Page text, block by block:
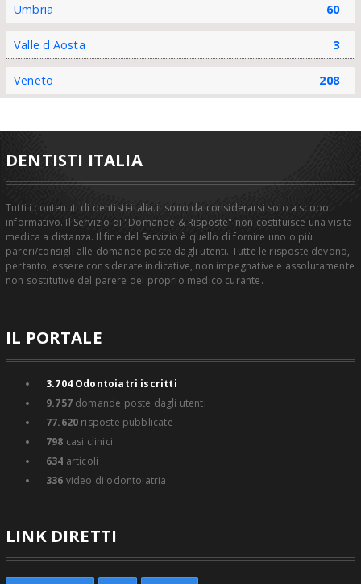
Umbria 60
Valle d'Aosta 3
Veneto 208
DENTISTI ITALIA
Tutti i contenuti di dentisti-italia.it sono da considerarsi solo a scopo
informativo. Il Servizio di "Domande & Risposte" non costituisce una visita
medica a distanza. Il fine del Servizio è quello di fornire uno o più
pareri/consigli alle domande poste dagli utenti. Tutte le risposte devono,
pertanto, essere considerate indicative, non impegnative e assolutamente
non sostitutive del parere del proprio medico curante.
IL PORTALE
3.704Odontoiatri iscritti
9.757domande poste dagli utenti
77.620 risposte pubblicate
798 casi clinici
634 articoli
336 video di odontoiatria
LINK DIRETTI